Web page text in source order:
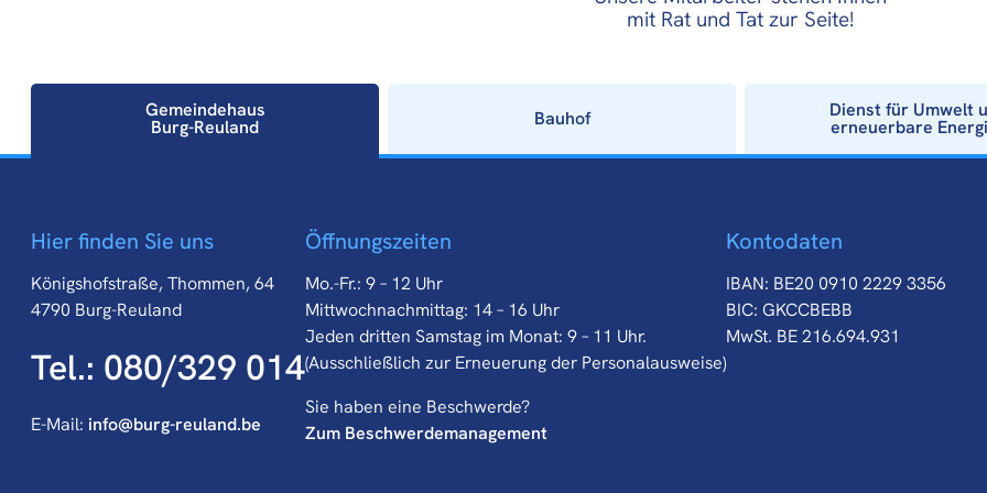
mit Rat und Tat zur Seite!
Gemeindehaus
Burg-Reuland Bauhof Dienst für Umwelt
erneuerbare
Gemeindehaus
Burg-Reuland
Hier finden Sie uns
Königshofstraße, Thommen, 64
4790 Burg-Reuland
Tel.: 080/329 014
E-Mail: info@burg-reuland.be
Öffnungszeiten
Mo.-Fr.: 9 – 12 Uhr
Mittwochnachmittag: 14 – 16 Uhr
Jeden dritten Samstag im Monat: 9 – 11 Uhr.
(Ausschließlich zur Erneuerung der Personalausweise)
Sie haben eine Beschwerde?
Zum Beschwerdemanagement
Kontodaten
IBAN: BE20 0910 2229 3356
BIC: GKCCBEBB
MwSt. BE 216.694.931